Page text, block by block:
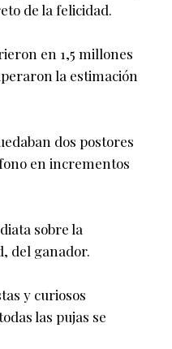
de la felicidad.
en 1,5 millones
la estimación
dos postores
en incrementos
sobre la
del ganador.
y curiosos
las pujas se